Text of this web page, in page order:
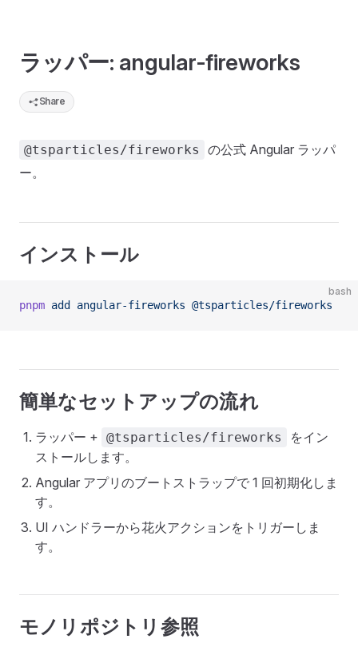
ラッパー: angular-fireworks
Share
@tsparticles/fireworks
の公式 Angular ラッパ
ー。
インストール
bash
pnpm add angular-fireworks @tsparticles/fireworks
簡単なセットアップの流れ
ラッパー + @tsparticles/fireworks
をイン
ストールします。
Angular アプリのブートストラップで 1 回初期化しま
す。
UI ハンドラーから花火アクションをトリガーしま
す。
モノリポジトリ参照